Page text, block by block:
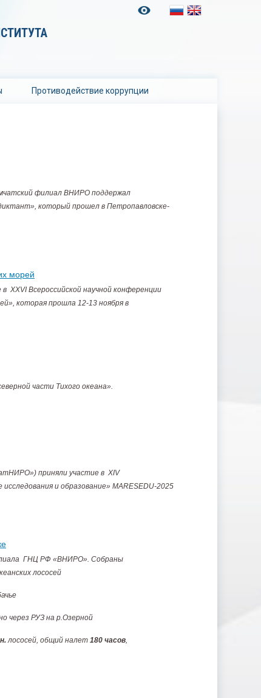
Противодействие коррупции
филиал ВНИРО поддержал
который прошел в Петропавловске-
морей
Всероссийской научной конференции
которая прошла 12-13 ноября в
части Тихого океана».
приняли участие в XIV
и образование» MARESEDU-2025
ГНЦ РФ «ВНИРО». Собраны
лососей
через РУЗ на р.Озерной
лососей, общий налет 180 часов,